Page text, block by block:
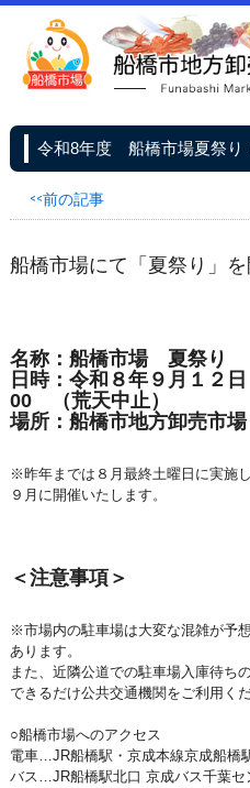
令和8年度 船橋市場夏祭り
<<前の記事
船橋市場にて「夏祭り」を
名称：船橋市場 夏祭り
日時：令和８年９月１２
00 （荒天中止）
場所：船橋市地方卸売市
※昨年までは８月最終土曜日に実施
９月に開催いたします。
＜注意事項＞
※市場内の駐車場は大変な混雑が予
あります。
また、近隣公道での駐車場入庫待ち
できるだけ公共交通機関をご利用くだ
○船橋市場へのアクセス
電車…JR船橋駅・京成本線京成船橋
バス…JR船橋駅北口 京成バス千葉